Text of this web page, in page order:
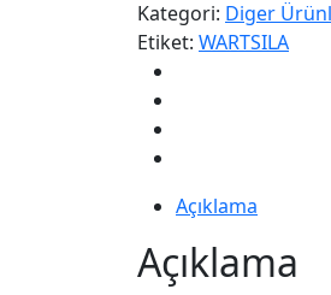
Kategori: Diger
Etiket: WARTSILA
Açıklama
Açıklama